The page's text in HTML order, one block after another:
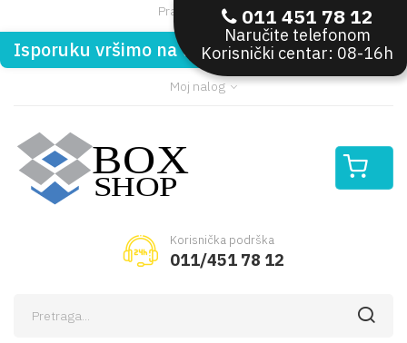
Pratite nas:
Isporuku vršimo na teritoriji Republike Srbije
Moj nalog
Korisnička podrška
011/451 78 12
011 451 78 12
Naručite telefonom
Korisnički centar: 08-16h